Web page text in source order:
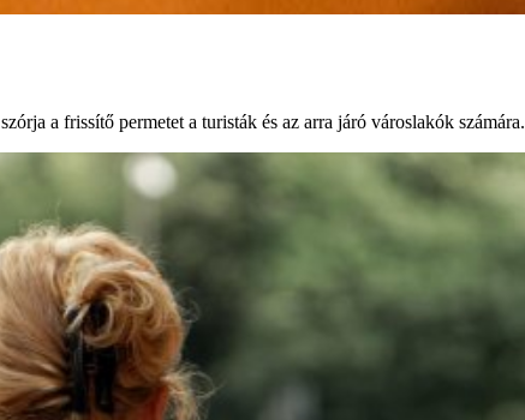
a frissítő permetet a turisták és az arra járó városlakók számára.